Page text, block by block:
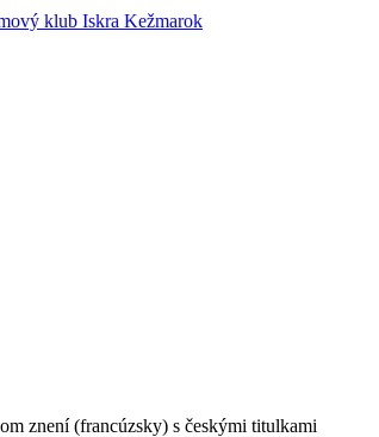
znení (francúzsky) s českými titulkami